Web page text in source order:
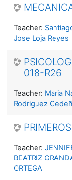
Teacher:
Jose Loja Reyes
018-R26
Teacher: Maria
Rodriguez
Teacher:
BEATRIZ
ORTEGA